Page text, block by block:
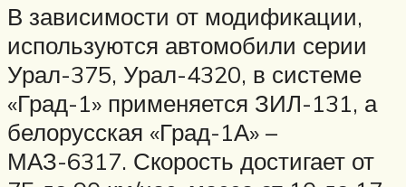
В зависимости от модификации,
используются автомобили серии
Урал-375, Урал-4320, в системе
«Град-1» применяется ЗИЛ-131, а
белорусская «Град-1А» –
МАЗ-6317. Скорость достигает от